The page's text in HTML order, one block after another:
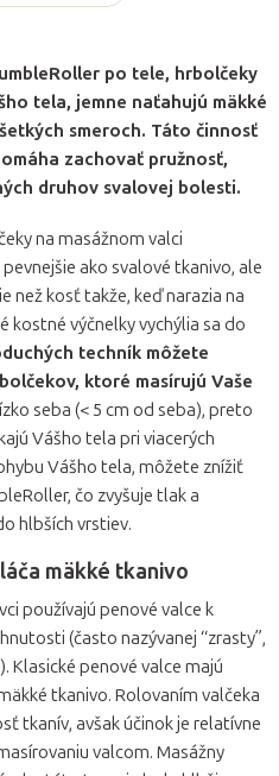
po tele, hrbolčeky
tela, jemne naťahujú mäkké
smeroch. Táto činnosť
zachovať pružnosť,
druhov svalovej bolesti.
na masážnom valci
ako svalové tkanivo, ale
než kosť takže, keď narazia na
kostné výčnelky vychýlia sa do
techník môžete
ktoré masírujú Vaše
seba (< 5 cm od seba), preto
Vášho tela pri viacerých
Vášho tela, môžete znížiť
čo zvyšuje tlak a
hlbších vrstiev.
mäkké tkanivo
používajú penové valce k
(často nazývanej “zrasty”,
Klasické penové valce majú
tkanivo. Rolovaním valčeka
tkanív, avšak účinok je relatívne
valcom. Masážny